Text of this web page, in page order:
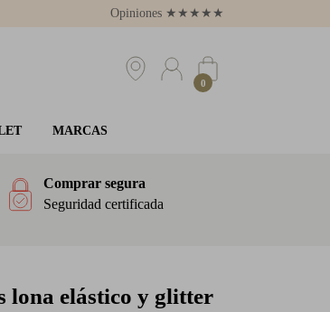
Opiniones ★ ★ ★ ★ ★
0
MARCAS
Comprar segura
Seguridad certificada
lona elástico y glitter